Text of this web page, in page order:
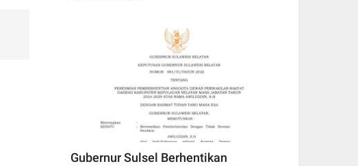
Gubernur Sulsel Berhentikan